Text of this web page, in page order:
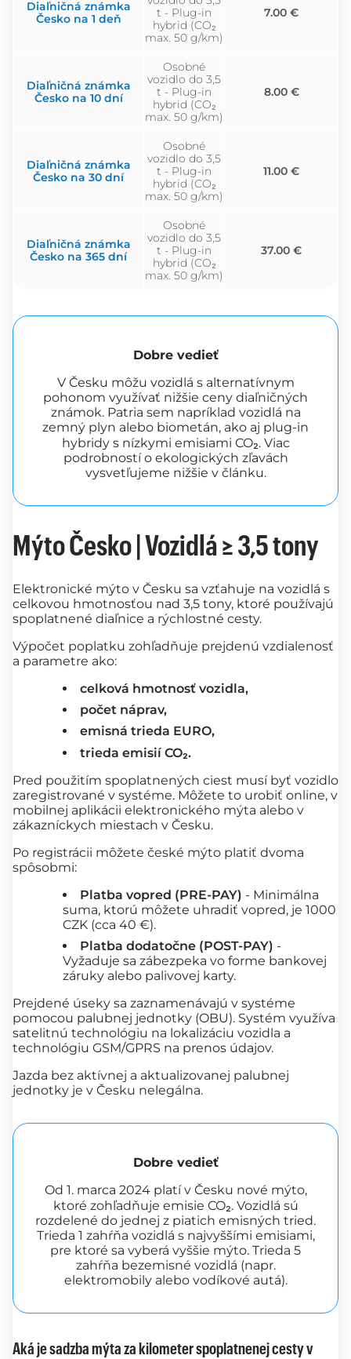
Diaľničná známka
Česko na 1 deň
t - Plug-in
hybrid (CO₂
max. 50 g/km)
7.00 €
Diaľničná známka
Česko na 10 dní
Osobné
vozidlo do 3,5
t - Plug-in
hybrid (CO₂
max. 50 g/km)
8.00 €
Diaľničná známka
Česko na 30 dní
Osobné
vozidlo do 3,5
t - Plug-in
hybrid (CO₂
max. 50 g/km)
11.00 €
Diaľničná známka
Česko na 365 dní
Osobné
vozidlo do 3,5
t - Plug-in
hybrid (CO₂
max. 50 g/km)
37.00 €
Dobre vedieť
V Česku môžu vozidlá s alternatívnym
pohonom využívať nižšie ceny diaľničných
známok. Patria sem napríklad vozidlá na
zemný plyn alebo biometán, ako aj plug-in
hybridy s nízkymi emisiami CO₂. Viac
podrobností o ekologických zľavách
vysvetľujeme nižšie v článku.
Mýto Česko | Vozidlá ≥ 3,5 tony
Elektronické mýto v Česku sa vzťahuje na vozidlá s
celkovou hmotnosťou nad 3,5 tony, ktoré používajú
spoplatnené diaľnice a rýchlostné cesty.
Výpočet poplatku zohľadňuje prejdenú vzdialenosť
a parametre ako:
celková hmotnosť vozidla,
počet náprav,
emisná trieda EURO,
trieda emisií CO₂.
Pred použitím spoplatnených ciest musí byť vozidlo
zaregistrované v systéme. Môžete to urobiť online, v
mobilnej aplikácii elektronického mýta alebo v
zákazníckych miestach v Česku.
Po registrácii môžete české mýto platiť dvoma
spôsobmi:
Platba vopred (PRE-PAY) - Minimálna
suma, ktorú môžete uhradiť vopred, je 1000
CZK (cca 40 €).
Platba dodatočne (POST-PAY) -
Vyžaduje sa zábezpeka vo forme bankovej
záruky alebo palivovej karty.
Prejdené úseky sa zaznamenávajú v systéme
pomocou palubnej jednotky (OBU). Systém využíva
satelitnú technológiu na lokalizáciu vozidla a
technológiu GSM/GPRS na prenos údajov.
Jazda bez aktívnej a aktualizovanej palubnej
jednotky je v Česku nelegálna.
Dobre vedieť
Od 1. marca 2024 platí v Česku nové mýto,
ktoré zohľadňuje emisie CO₂. Vozidlá sú
rozdelené do jednej z piatich emisných tried.
Trieda 1 zahŕňa vozidlá s najvyššími emisiami,
pre ktoré sa vyberá vyššie mýto. Trieda 5
zahŕňa bezemisné vozidlá (napr.
elektromobily alebo vodíkové autá).
Aká je sadzba mýta za kilometer spoplatnenej cesty v